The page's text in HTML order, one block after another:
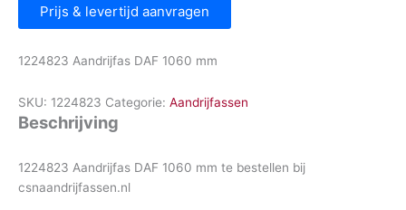
Prijs & levertijd aanvragen
1224823 Aandrijfas DAF 1060 mm
SKU: 1224823 Categorie: Aandrijfassen
Beschrijving
1224823 Aandrijfas DAF 1060 mm te bestellen bij
csnaandrijfassen.nl